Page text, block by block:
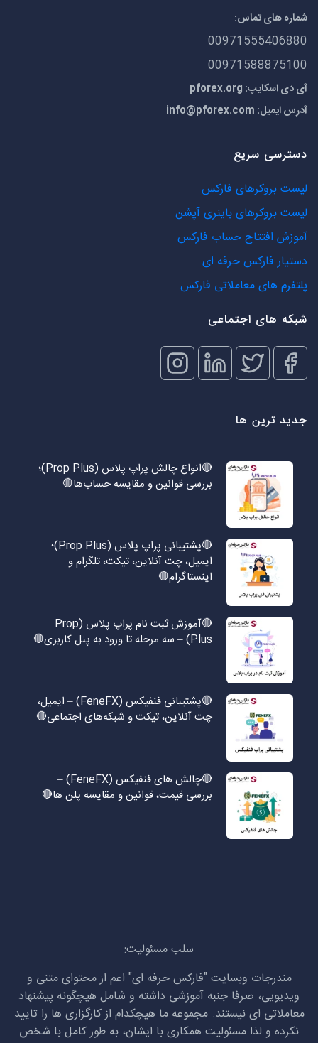
شماره های تماس:
00971555406880
00971588875100
آی دی اسکایپ: pforex.org
آدرس ایمیل: info@pforex.com
دسترسی سریع
لیست بروکرهای فارکس
لیست بروکرهای باینری آپشن
آموزش افتتاح حساب فارکس
دستیار فارکس حرفه ای
پلتفرم های معاملاتی فارکس
شبکه های اجتماعی
جدید ترین ها
🔴انواع چالش پراپ پلاس (Prop Plus)؛
بررسی قوانین و مقایسه حساب‌ها🔴
🔴پشتیبانی پراپ پلاس (Prop Plus)؛
ایمیل، چت آنلاین، تیکت، تلگرام و
اینستاگرام🔴
🔴آموزش ثبت نام پراپ پلاس (Prop
Plus) – سه مرحله تا ورود به پنل کاربری🔴
🔴پشتیبانی فنفیکس (FeneFX) – ایمیل،
چت آنلاین، تیکت و شبکه‌های اجتماعی🔴
🔴چالش های فنفیکس (FeneFX) –
بررسی قیمت، قوانین و مقایسه پلن ها🔴
سلب مسئولیت:
مندرجات وبسایت "فارکس حرفه ای" اعم از محتوای متنی و
ویدیویی، صرفا جنبه آموزشی داشته و شامل هیچگونه پیشنهاد
معاملاتی ای نیستند. مجموعه ما هیچکدام از کارگزاری ها را تایید
نکرده و لذا مسئولیت همکاری با ایشان، به طور کامل با شخص